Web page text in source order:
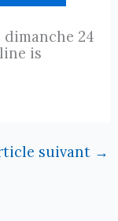
24
is
suivant →